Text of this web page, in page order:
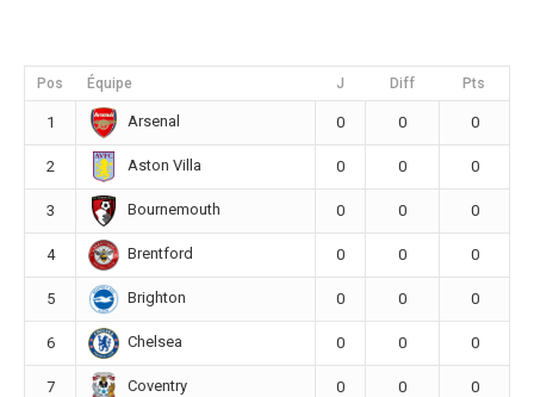
Pos Équipe J Diff Pts
1 Arsenal 0 0 0
2 Aston Villa 0 0 0
3 Bournemouth 0 0 0
4 Brentford 0 0 0
5 Brighton 0 0 0
6 Chelsea 0 0 0
7 Coventry 0 0 0